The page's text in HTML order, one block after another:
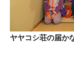
ヤヤコシ荘の届